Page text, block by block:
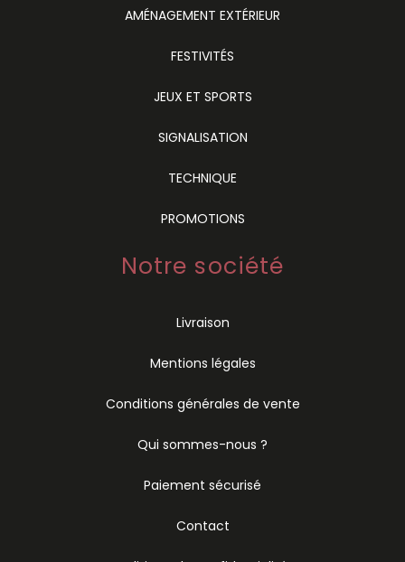
AMÉNAGEMENT EXTÉRIEUR
FESTIVITÉS
JEUX ET SPORTS
SIGNALISATION
TECHNIQUE
PROMOTIONS
Notre société
Livraison
Mentions légales
Conditions générales de vente
Qui sommes-nous ?
Paiement sécurisé
Contact